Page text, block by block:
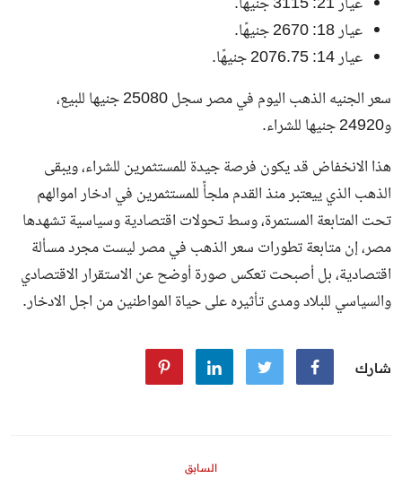
عيار 18:
جنيهًا.
عيار 14:
جنيهًا.
سعر الجنيه الذهب اليوم في مصر سجل25080جنيها للبيع،
و24920جنيها للشراء.
هذا الانخفاض قد يكون فرصة جيدة للمستثمرين للشراء، ويبقى
الذهب الذي ييعتبر منذ القدم ملجأً للمستثمرين في ادخار اموالهم
تحت المتابعة المستمرة، وسط تحولات اقتصادية وسياسية تشهدها
مصر، إن متابعة تطورات سعر الذهب في مصر ليست مجرد مسألة
اقتصادية، بل أصبحت تعكس صورة أوضح عن الاستقرار الاقتصادي
والسياسي للبلاد ومدى تأثيره على حياة المواطنين من اجل الادخار.
شارك
السابق